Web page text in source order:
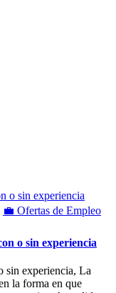
💼 Ofertas de Empleo
o sin experiencia
sin experiencia, La
la forma en que